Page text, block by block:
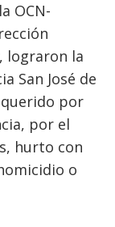
OCN-
lograron la
San José de
por
por el
hurto con
o